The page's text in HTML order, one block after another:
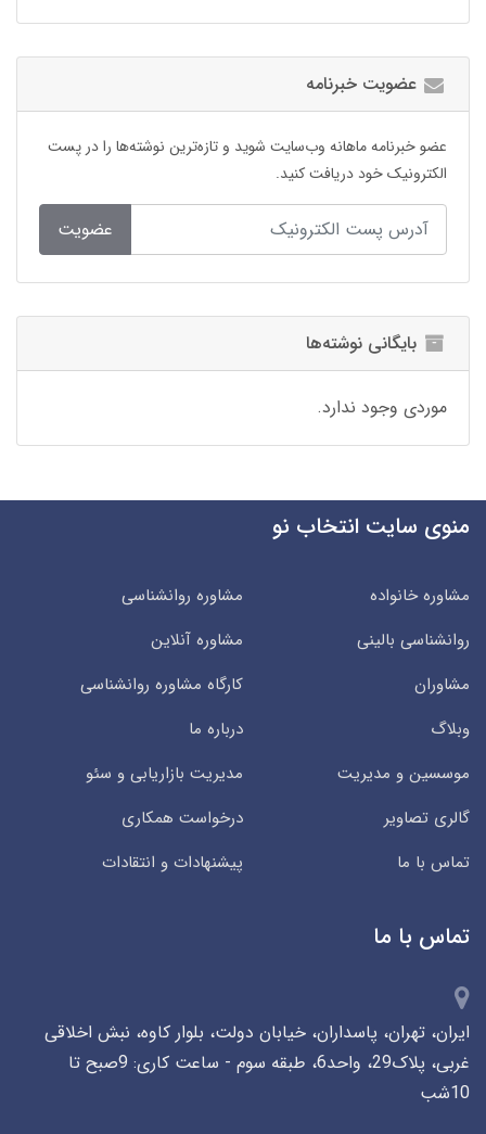
عضویت خبرنامه
عضو خبرنامه ماهانه وب‌سایت شوید و تازه‌ترین نوشته‌ها را در پست
الکترونیک خود دریافت کنید.
عضویت
بایگانی نوشته‌ها
موردی وجود ندارد.
منوی سایت انتخاب نو
مشاوره خانواده
مشاوره روانشناسی
روانشناسی بالینی
مشاوره آنلاین
مشاوران
کارگاه مشاوره روانشناسی
وبلاگ
درباره ما
موسسین و مدیریت
مدیریت بازاریابی و سئو
گالری تصاویر
درخواست همکاری
تماس با ما
پیشنهادات و انتقادات
تماس با ما
ایران، تهران، پاسداران، خیابان دولت، بلوار کاوه، نبش اخلاقی
غربی، پلاک29، واحد6، طبقه سوم - ساعت کاری: 9صبح تا
10شب